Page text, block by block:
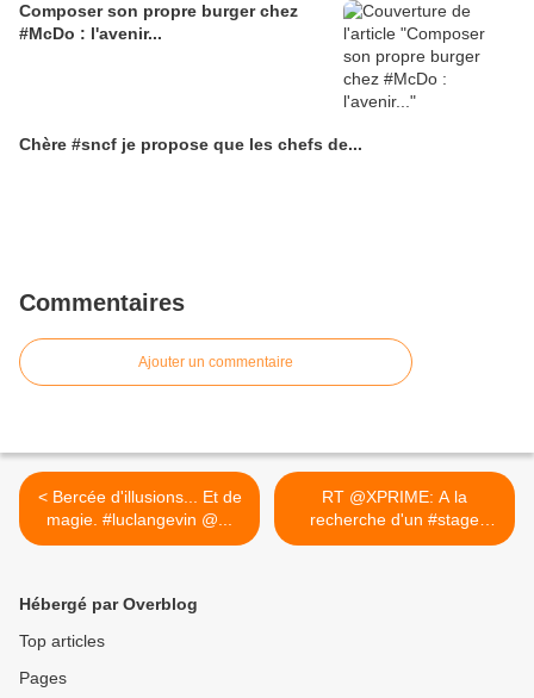
Composer son propre burger chez
#McDo : l'avenir...
Chère #sncf je propose que les chefs de...
Commentaires
Ajouter un commentaire
< Bercée d'illusions... Et de
magie. #luclangevin @...
RT @XPRIME: A la
recherche d'un #stage
#CM... >
Hébergé par Overblog
Top articles
Pages